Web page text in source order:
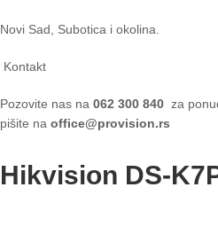
Novi Sad, Subotica i okolina.
Kontakt
Pozovite nas na 062 300 840 za
pišite na office@provision.rs
Hikvision DS-